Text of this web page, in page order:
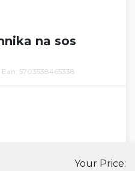
na sos
Ean: 5703538465338
Your Price: